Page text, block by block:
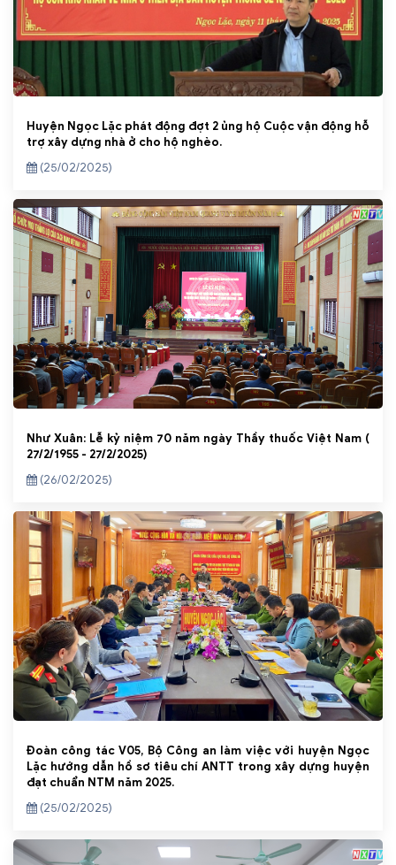
Huyện Ngọc Lặc phát động đợt 2 ủng hộ Cuộc vận động hỗ
trợ xây dựng nhà ở cho hộ nghèo.
(25/02/2025)
Như Xuân: Lễ kỷ niệm 70 năm ngày Thầy thuốc Việt Nam (
27/2/1955 - 27/2/2025)
(26/02/2025)
Đoàn công tác V05, Bộ Công an làm việc với huyện Ngọc
Lặc hướng dẫn hồ sơ tiêu chí ANTT trong xây dựng huyện
đạt chuẩn NTM năm 2025.
(25/02/2025)